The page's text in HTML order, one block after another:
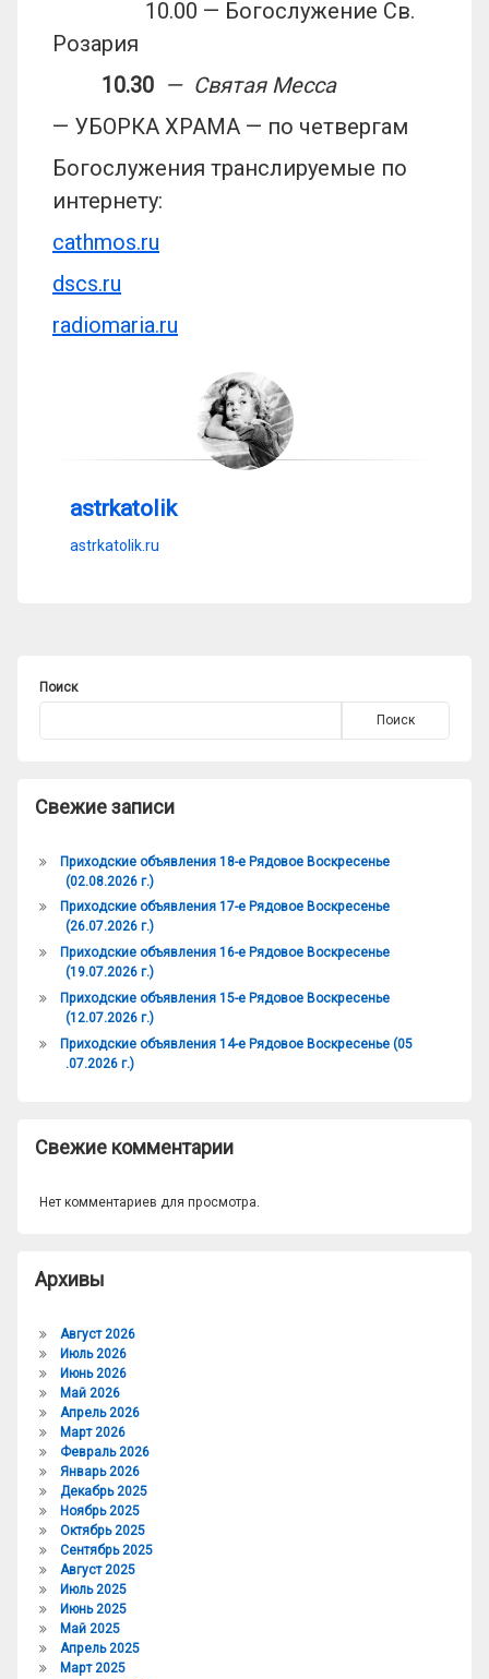
10.00 — Богослужение Св.
Розария
10.30 — Святая Месса
— УБОРКА ХРАМА — по четвергам
Богослужения транслируемые по
интернету:
cathmos.ru
dscs.ru
radiomaria.ru
astrkatolik
astrkatolik.ru
Поиск
Поиск
Свежие записи
Приходские объявления 18-е Рядовое Воскресенье
(02.08.2026 г.)
Приходские объявления 17-е Рядовое Воскресенье
(26.07.2026 г.)
Приходские объявления 16-е Рядовое Воскресенье
(19.07.2026 г.)
Приходские объявления 15-е Рядовое Воскресенье
(12.07.2026 г.)
Приходские объявления 14-е Рядовое Воскресенье (05
.07.2026 г.)
Свежие комментарии
Нет комментариев для просмотра.
Архивы
Август 2026
Июль 2026
Июнь 2026
Май 2026
Апрель 2026
Март 2026
Февраль 2026
Январь 2026
Декабрь 2025
Ноябрь 2025
Октябрь 2025
Сентябрь 2025
Август 2025
Июль 2025
Июнь 2025
Май 2025
Апрель 2025
Март 2025